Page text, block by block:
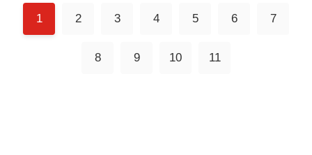
1 2 3 4 5 6 7
8 9 10 11